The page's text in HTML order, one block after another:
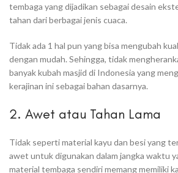
tembaga yang dijadikan sebagai desain
tahan dari berbagai jenis cuaca.
Tidak ada 1 hal pun yang bisa mengubah
dengan mudah. Sehingga, tidak
banyak kubah masjid di Indonesia yang
kerajinan ini sebagai bahan dasarnya.
2. Awet atau Tahan Lama
Tidak seperti material kayu dan besi yang
awet untuk digunakan dalam jangka waktu
material tembaga sendiri memang memiliki